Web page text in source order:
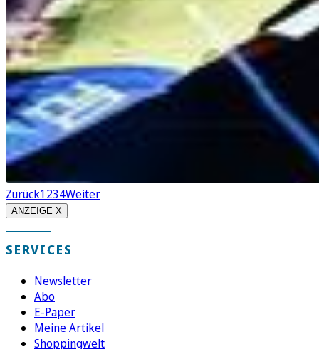
Zurück1234Weiter
ANZEIGE X
SERVICES
Newsletter
Abo
E-Paper
Meine Artikel
Shoppingwelt